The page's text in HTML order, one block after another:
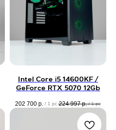
Intel Core i5 14600KF /
GeForce RTX 5070 12Gb
202 700 р. / 1 pc 224 997 р. / 1 pc